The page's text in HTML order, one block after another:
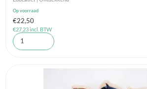
Op voorraad
€22,50
€27,23incl. BTW